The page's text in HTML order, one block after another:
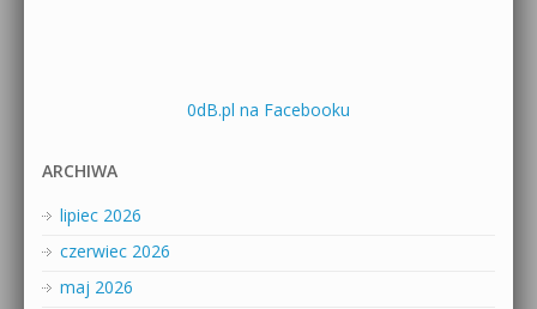
0dB.pl na Facebooku
ARCHIWA
lipiec 2026
czerwiec 2026
maj 2026